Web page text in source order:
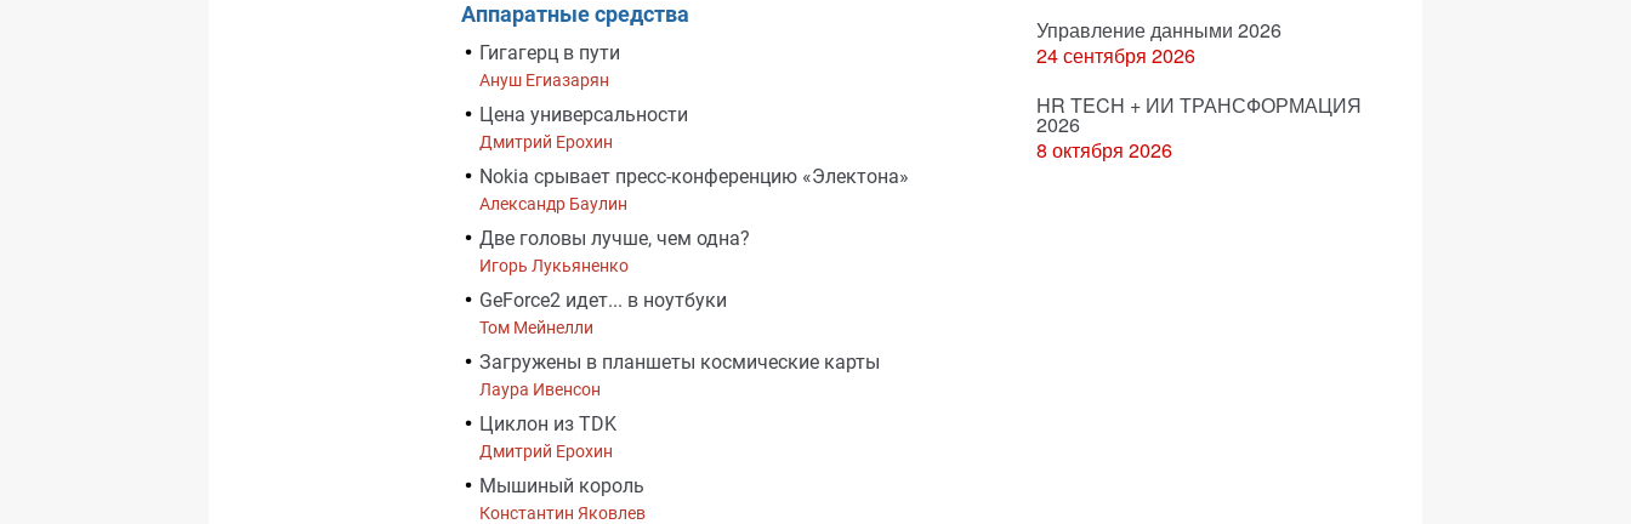
Аппаратные средства
Гигагерц в пути
Ануш Егиазарян
Цена универсальности
Дмитрий Ерохин
Nokia срывает пресс-конференцию «Электона»
Александр Баулин
Две головы лучше, чем одна?
Игорь Лукьяненко
GeForce2 идет... в ноутбуки
Том Мейнелли
Загружены в планшеты космические карты
Лаура Ивенсон
Циклон из TDK
Дмитрий Ерохин
Мышиный король
Константин Яковлев
Управление данными 2026
24 сентября 2026
HR TECH + ИИ ТРАНСФОРМАЦИЯ
2026
8 октября 2026